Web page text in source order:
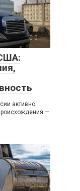
0
активно
—